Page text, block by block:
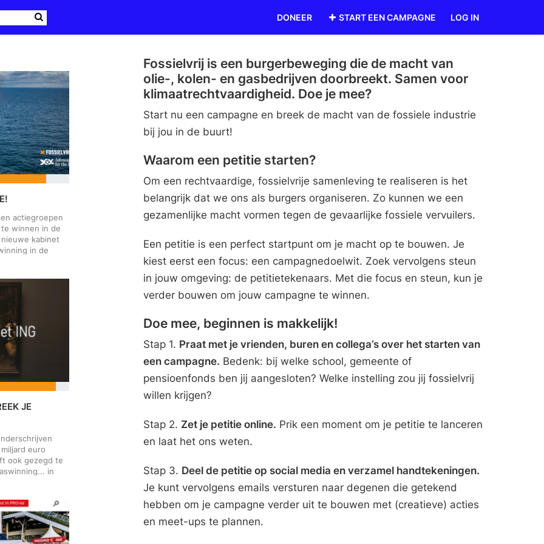
DONEER START EEN CAMPAGNE LOG IN
actiegroepen
winnen in de
kabinet
in de
Als
dan van
nemen?
aan
een
zijn
niet
met de
is
op de
We hebben
op
van eigen
JE
euro
ook gezegd te
in
de
geen 1% van de
Voor ING is
Fossielvrij is een burgerbeweging die de macht van
olie-, kolen- en gasbedrijven doorbreekt. Samen voor
klimaatrechtvaardigheid. Doe je mee?
Start nu een campagne en breek de macht van de fossiele industrie
bij jou in de buurt!
Waarom een petitie starten?
Om een rechtvaardige, fossielvrije samenleving te realiseren is het
belangrijk dat we ons als burgers organiseren. Zo kunnen we een
gezamenlijke macht vormen tegen de gevaarlijke fossiele vervuilers.
Een petitie is een perfect startpunt om je macht op te bouwen. Je
kiest eerst een focus: een campagnedoelwit. Zoek vervolgens steun
in jouw omgeving: de petitietekenaars. Met die focus en steun, kun je
verder bouwen om jouw campagne te winnen.
Doe mee, beginnen is makkelijk!
Stap 1. Praat met je vrienden, buren en collega’s over het starten van
een campagne. Bedenk: bij welke school, gemeente of
pensioenfonds ben jij aangesloten? Welke instelling zou jij fossielvrij
willen krijgen?
Stap 2. Zet je petitie online. Prik een moment om je petitie te lanceren
en laat het ons weten.
Stap 3. Deel de petitie op social media en verzamel handtekeningen.
Je kunt vervolgens emails versturen naar degenen die getekend
hebben om je campagne verder uit te bouwen met (creatieve) acties
en meet-ups te plannen.